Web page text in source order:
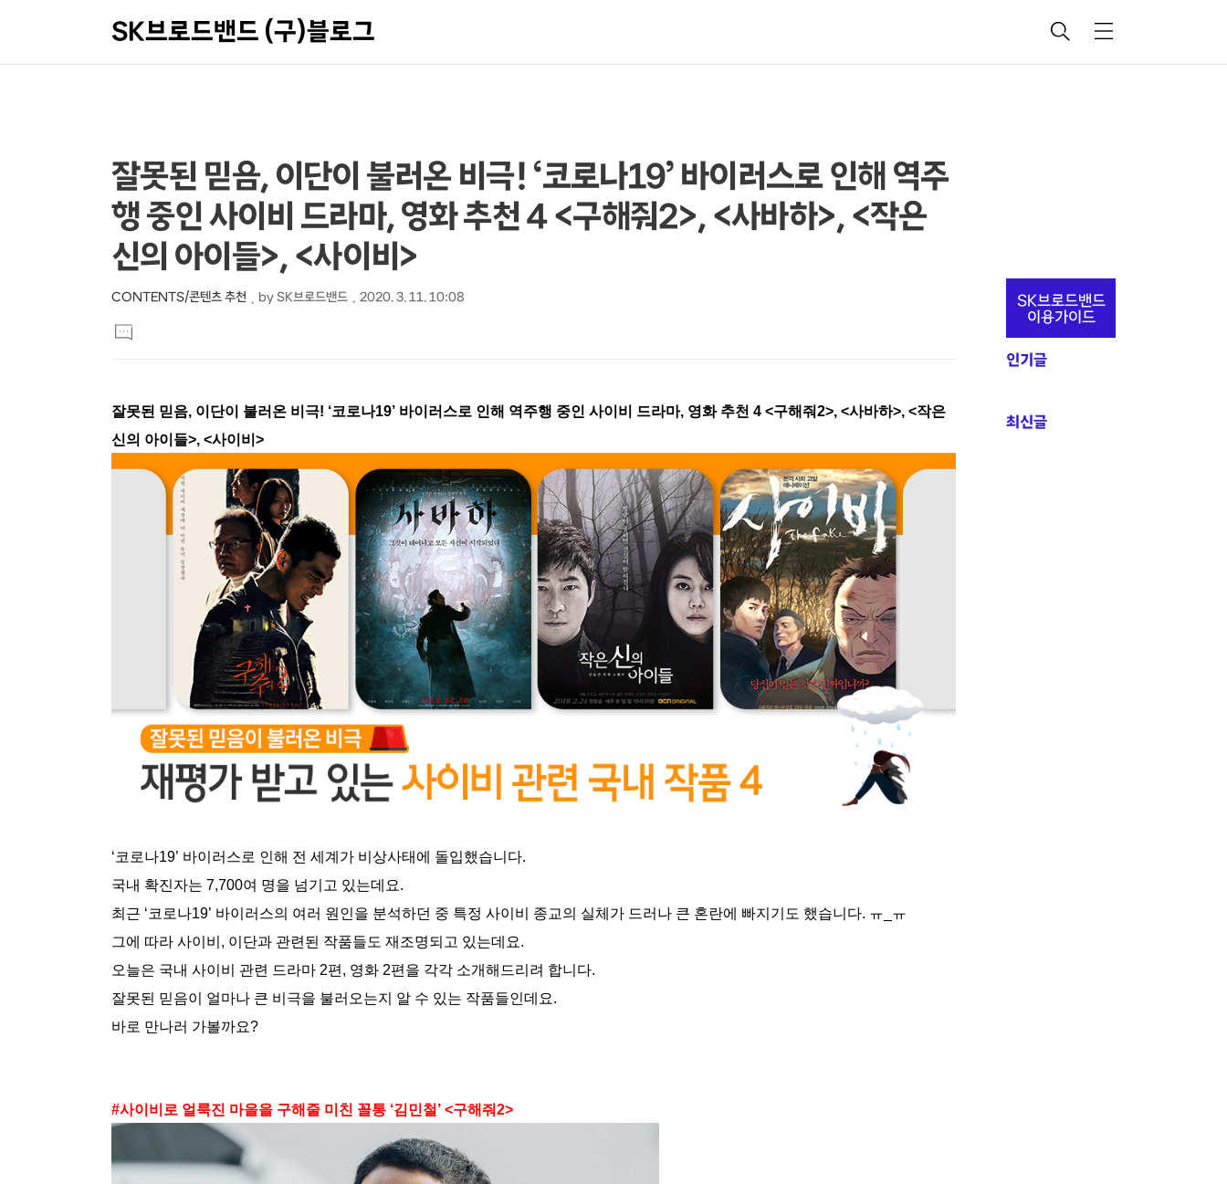
SK브로드밴드 (구)블로그
검
메
상
세
컨
텐
츠
본
문
제
목
잘못된 믿음, 이단이 불러온 비극! ‘코로나19’ 바이러스로 인해 역주
행 중인 사이비 드라마, 영화 추천 4 <구해줘2>, <사바하>, <작은
신의 아이들>, <사이비>
CONTENTS/콘텐츠 추천 by SK브로드밴드 2020. 3. 11. 10:08
문
댓
글
잘못된 믿음, 이단이 불러온 비극! ‘코로나19’ 바이러스로 인해 역주행 중인 사이비 드라마, 영화 추천 4 <구해줘2>, <사바하>, <작은
신의 아이들>, <사이비>
‘코로나19’ 바이러스로 인해 전 세계가 비상사태에 돌입했습니다.
국내 확진자는 7,700여 명을 넘기고 있는데요.
최근 ‘코로나19’ 바이러스의 여러 원인을 분석하던 중 특정 사이비 종교의 실체가 드러나 큰 혼란에 빠지기도 했습니다. ㅠ_ㅠ
그에 따라 사이비, 이단과 관련된 작품들도 재조명되고 있는데요.
오늘은 국내 사이비 관련 드라마 2편, 영화 2편을 각각 소개해드리려 합니다.
잘못된 믿음이 얼마나 큰 비극을 불러오는지 알 수 있는 작품들인데요.
바로 만나러 가볼까요?
#사이비로 얼룩진 마을을 구해줄 미친 꼴통 ‘김민철’ <구해줘2>
추
정
보
SK브로드밴드
이용가이드
인기글
최신글